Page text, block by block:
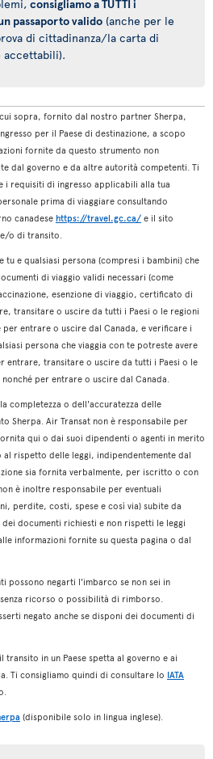
consigliamo a TUTTI i
passaporto valido (anche per le
di cittadinanza/la carta di
accettabili).
sopra, fornito dal nostro partner Sherpa,
per il Paese di destinazione, a scopo
fornite da questo strumento non
dal governo e da altre autorità competenti. Ti
i requisiti di ingresso applicabili alla tua
prima di viaggiare consultando
canadese https://travel.gc.ca/ e il sito
e/o di transito.
tu e qualsiasi persona (compresi i bambini) che
di viaggio validi necessari (come
esenzione di viaggio, certificato di
transitare o uscire da tutti i Paesi o le regioni
entrare o uscire dal Canada, e verificare i
persona che viaggia con te potreste avere
entrare, transitare o uscire da tutti i Paesi o le
per entrare o uscire dal Canada.
completezza o dell'accuratezza delle
Sherpa. Air Transat non è responsabile per
qui o dai suoi dipendenti o agenti in merito
rispetto delle leggi, indipendentemente dal
sia fornita verbalmente, per iscritto o con
è inoltre responsabile per eventuali
perdite, costi, spese e così via) subite da
documenti richiesti e non rispetti le leggi
informazioni fornite su questa pagina o dal
possono negarti l'imbarco se non sei in
ricorso o possibilità di rimborso.
negato anche se disponi dei documenti di
transito in un Paese spetta al governo e ai
Ti consigliamo quindi di consultare lo IATA
(disponibile solo in lingua inglese).